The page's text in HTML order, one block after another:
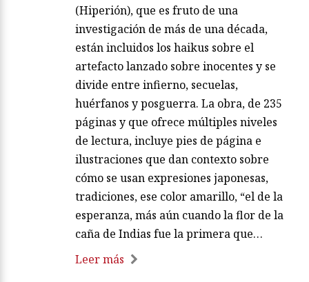
(Hiperión), que es fruto de una
investigación de más de una década,
están incluidos los haikus sobre el
artefacto lanzado sobre inocentes y se
divide entre infierno, secuelas,
huérfanos y posguerra. La obra, de 235
páginas y que ofrece múltiples niveles
de lectura, incluye pies de página e
ilustraciones que dan contexto sobre
cómo se usan expresiones japonesas,
tradiciones, ese color amarillo, “el de la
esperanza, más aún cuando la flor de la
caña de Indias fue la primera que…
Leer más